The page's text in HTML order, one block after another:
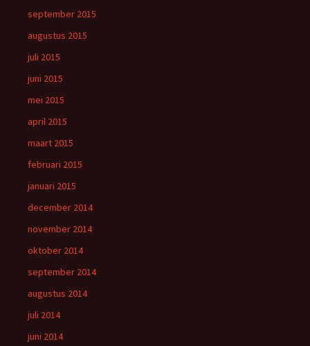
september 2015
augustus 2015
juli 2015
juni 2015
mei 2015
april 2015
maart 2015
februari 2015
januari 2015
december 2014
november 2014
oktober 2014
september 2014
augustus 2014
juli 2014
juni 2014